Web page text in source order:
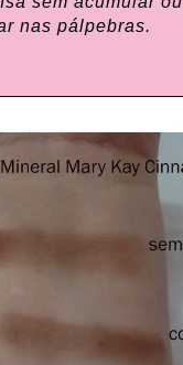
nas pálpebras.